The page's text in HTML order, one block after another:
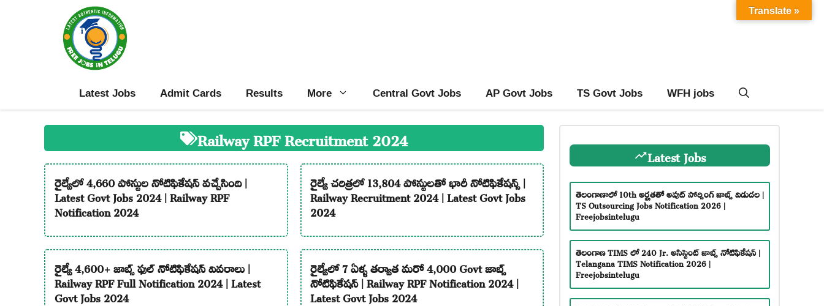
Latest Jobs Admit Cards Results More Central Govt Jobs AP Govt Jobs TS Govt Jobs WFH jobs
Railway RPF Recruitment 2024
రైల్వేలో 4,660 పోస్టుల నోటిఫికేషన్ వచ్చేసింది |
Latest Govt Jobs 2024 | Railway RPF
Notification 2024
రైల్వే చరిత్రలో 13,804 పోస్టులతో భారీ నోటిఫికేషన్స్ |
Railway Recruitment 2024 | Latest Govt Jobs
2024
రైల్వే 4,600+ జాబ్స్ ఫుల్ నోటిఫికేషన్ వివరాలు |
Railway RPF Full Notification 2024 | Latest
Govt Jobs 2024
రైల్వేలో 7 ఏళ్ళ తర్వాత మరో 4,000 Govt జాబ్స్
నోటిఫికేషన్ | Railway RPF Notification 2024 |
Latest Govt Jobs 2024
Latest Jobs
తెలంగాణాలో 10th అర్హతతో అవుట్ సోర్సింగ్ జాబ్స్ విడుదల |
TS Outsourcing Jobs Notification 2026 |
Freejobsintelugu
తెలంగాణ TIMS లో 240 Jr. అసిస్టెంట్ జాబ్స్ నోటిఫికేషన్ |
Telangana TIMS Notification 2026 |
Freejobsintelugu
Translate »